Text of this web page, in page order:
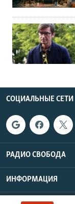
СОЦИАЛЬНЫЕ СЕТИ
РАДИО СВОБОДА
ИНФОРМАЦИЯ